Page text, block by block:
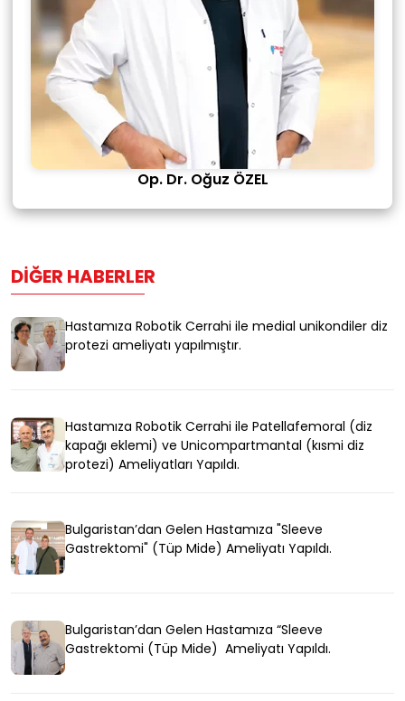
Op. Dr. Oğuz ÖZEL
DIĞER HABERLER
Hastamıza Robotik Cerrahi ile medial unikondiler diz
protezi ameliyatı yapılmıştır.
Hastamıza Robotik Cerrahi ile Patellafemoral (diz
kapağı eklemi) ve Unicompartmantal (kısmi diz
protezi) Ameliyatları Yapıldı.
Bulgaristan’dan Gelen Hastamıza "Sleeve
Gastrektomi" (Tüp Mide) Ameliyatı Yapıldı.
Bulgaristan’dan Gelen Hastamıza “Sleeve
Gastrektomi (Tüp Mide) Ameliyatı Yapıldı.